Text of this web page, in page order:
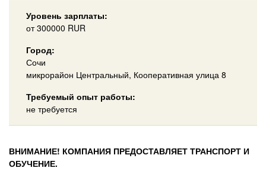
Уровень зарплаты:
от300000 RUR
Город:
Сочи
микрорайон Центральный, Кооперативная улица 8
Требуемый опыт работы:
не требуется
ВНИМАНИЕ! КОМПАНИЯ ПРЕДОСТАВЛЯЕТ ТРАНСПОРТ И
ОБУЧЕНИЕ.